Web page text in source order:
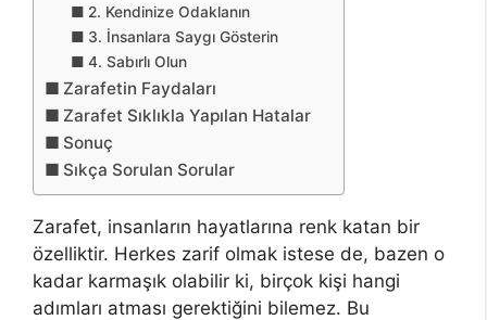
2. Kendinize Odaklanın
3. İnsanlara Saygı Gösterin
4. Sabırlı Olun
Zarafetin Faydaları
Zarafet Sıklıkla Yapılan Hatalar
Sonuç
Sıkça Sorulan Sorular
Zarafet, insanların hayatlarına renk katan bir
özelliktir. Herkes zarif olmak istese de, bazen o
kadar karmaşık olabilir ki, birçok kişi hangi
adımları atması gerektiğini bilemez. Bu